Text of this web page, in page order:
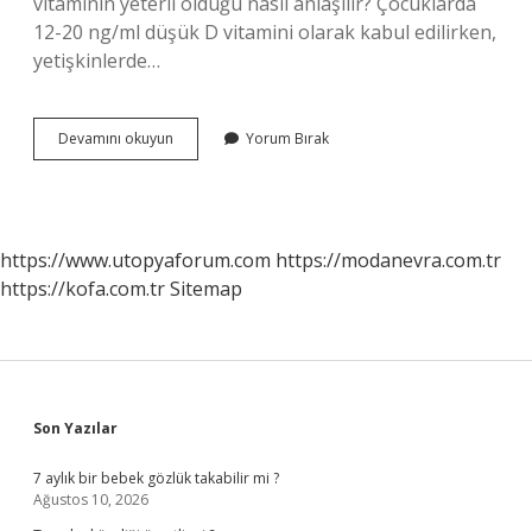
12-20 ng/ml düşük D vitamini olarak kabul edilirken,
yetişkinlerde…
Devamını okuyun
Vitamini
Yorum Bırak
https://www.utopyaforum.com https://modanevra.com.tr
https://kofa.com.trSitemap
Sidebar
Son Yazılar
7 aylık bir bebek gözlük takabilir mi ?
Ağustos 10, 2026